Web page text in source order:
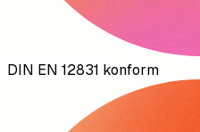
DIN EN 12831 konform